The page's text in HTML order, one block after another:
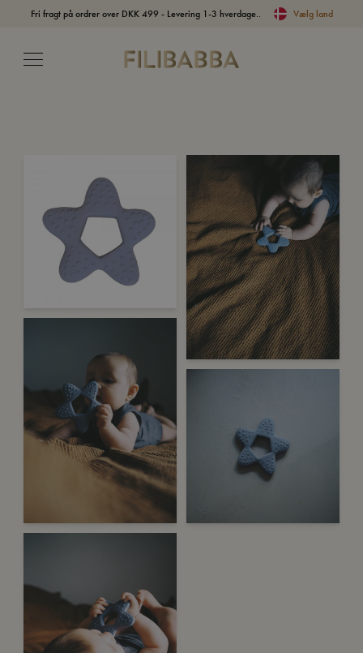
Fri fragt på ordrer over DKK 499 - Levering 1-3 hverdage.. Vælg land